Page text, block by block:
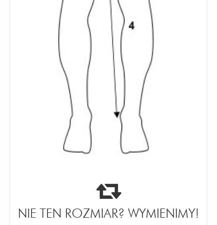
NIE TEN ROZMIAR? WYMIENIMY!